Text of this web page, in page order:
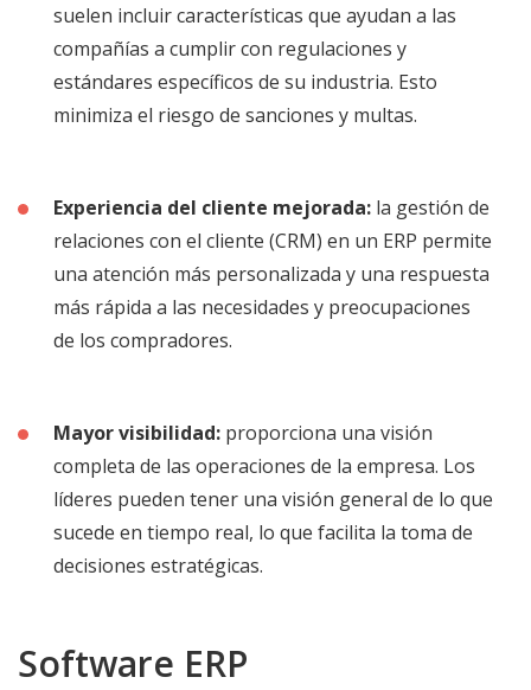
suelen incluir características que ayudan a las
compañías a cumplir con regulaciones y
estándares específicos de su industria. Esto
minimiza el riesgo de sanciones y multas.
Experiencia del cliente mejorada: la gestión de
relaciones con el cliente (CRM) en un ERP permite
una atención más personalizada y una respuesta
más rápida a las necesidades y preocupaciones
de los compradores.
Mayor visibilidad: proporciona una visión
completa de las operaciones de la empresa. Los
líderes pueden tener una visión general de lo que
sucede en tiempo real, lo que facilita la toma de
decisiones estratégicas.
Software ERP